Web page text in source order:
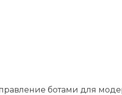
ботами для